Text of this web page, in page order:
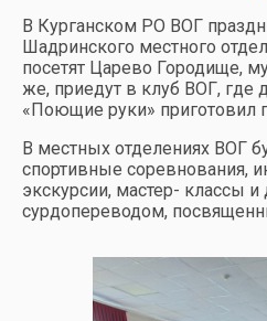
В Курганском РО ВОГ
Шадринского местного
посетят Царево Городище,
же, приедут в клуб ВОГ, где
«Поющие руки» приготовил
В местных отделениях ВОГ
спортивные соревнования,
экскурсии, мастер- классы
сурдопереводом,